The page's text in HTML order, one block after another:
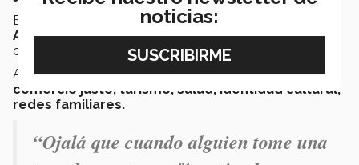
El proyecto fue impulsado por lafundación Cantaro
Azul,que capacitó a mujeres de la comunidad para
operarla.
Así,el café se volvió el hilo que conectó todo:
comercio justo, turismo, salud, identidad cultural,
redes familiares.
“Ojalá que cuando alguien tome una
noticias: